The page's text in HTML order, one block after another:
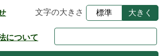
について
文字の大きさ 標準 大きく